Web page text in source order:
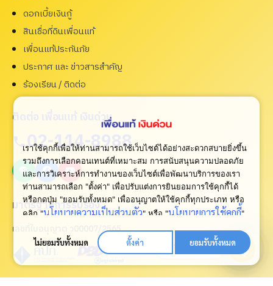
ดอกเบี้ยเงินกู้
สินเชื่อที่ดินเพื่อนแท้
เพื่อนแท้ประกันภัย
ประกาศ และ ข่าวสารสำคัญ
ร้องเรียน / ติดต่อ
ติดต่อ เพื่อนแท้ เงินด่วน
02-114-8988
มาตรฐานการรับรอง
เลขที่ใบอนุญาต ว00007/2565
เราใช้คุกกี้เพื่อให้ท่านสามารถใช้เว็บไซต์ได้อย่างสะดวกสบายยิ่งขึ้น
รวมถึงการเลือกคอนเทนต์ที่เหมาะสม การสนับสนุนความปลอดภัย
และการวิเคราะห์การทำงานของเว็บไซต์เพื่อพัฒนาบริการของเรา
ท่านสามารถเลือก "ตั้งค่า" เพื่อปรับแต่งการยินยอมการใช้คุกกี้ได้
หรือกดปุ่ม "ยอมรับทั้งหมด" เพื่ออนุญาตให้ใช้คุกกี้ทุกประเภท หรือ
คลิก "นโยบายความเป็นส่วนตัว" หรือ "นโยบายการใช้คุกกี้"
ไม่ยอมรับทั้งหมด ตั้งค่า ยอมรับทั้งหมด
ปรึกษาเรา
Open